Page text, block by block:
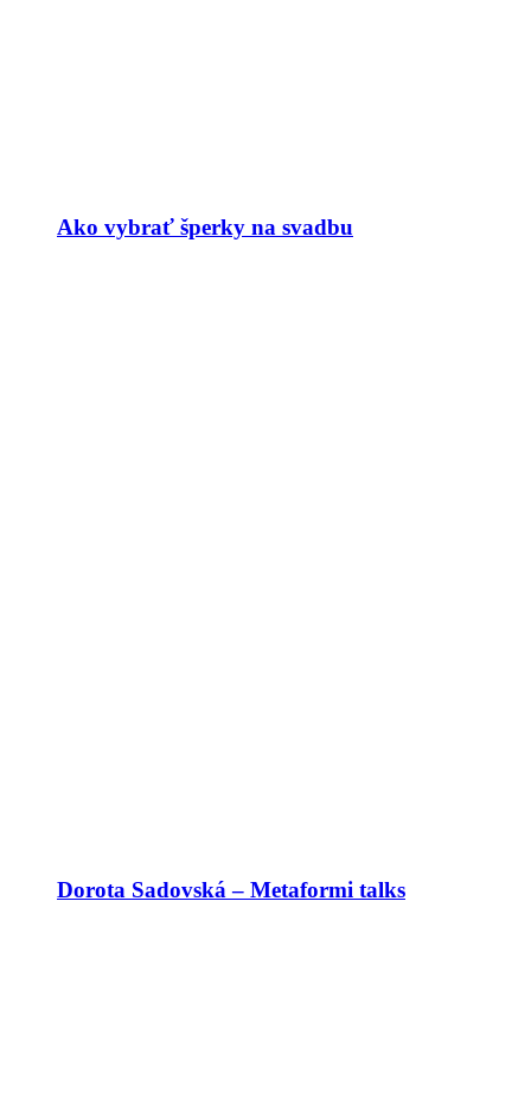
Ako vybrať šperky na svadbu
Dorota Sadovská – Metaformi talks